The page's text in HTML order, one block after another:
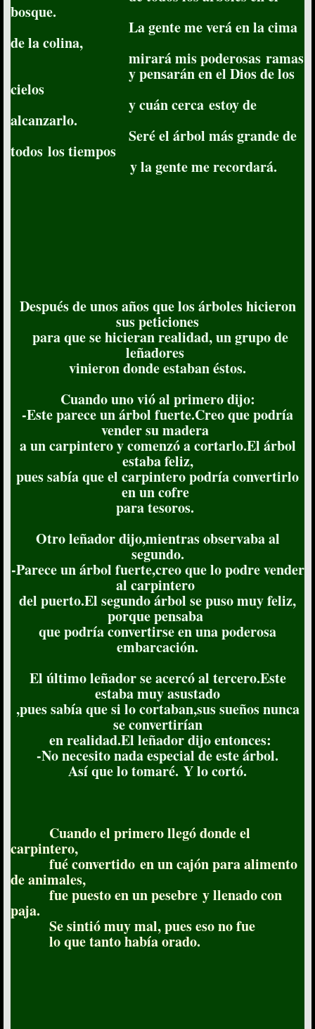
bosque.
La gente me verá en la cima
de la colina,
mirará mis poderosas ramas
y pensarán en el Dios de los
cielos
y cuán cerca estoy de
alcanzarlo.
Seré el árbol más grande de
todos los tiempos
y la gente me recordará.
Después de unos años que los árboles hicieron
sus peticiones
para que se hicieran realidad, un grupo de
leñadores
vinieron donde estaban éstos.
Cuando uno vió al primero dijo:
-Este parece un árbol fuerte.Creo que podría
vender su madera
a un carpintero y comenzó a cortarlo.El árbol
estaba feliz,
pues sabía que el carpintero podría convertirlo
en un cofre
para tesoros.
Otro leñador dijo,mientras observaba al
segundo.
-Parece un árbol fuerte,creo que lo podre vender
al carpintero
del puerto.El segundo árbol se puso muy feliz,
porque pensaba
que podría convertirse en una poderosa
embarcación.
El último leñador se acercó al tercero.Este
estaba muy asustado
,pues sabía que si lo cortaban,sus sueños nunca
se convertirían
en realidad.El leñador dijo entonces:
-No necesito nada especial de este árbol.
Así que lo tomaré. Y lo cortó.
Cuando el primero llegó donde el
carpintero,
fué convertido en un cajón para alimento
de animales,
fue puesto en un pesebre y llenado con
paja.
Se sintió muy mal, pues eso no fue
lo que tanto había orado.​